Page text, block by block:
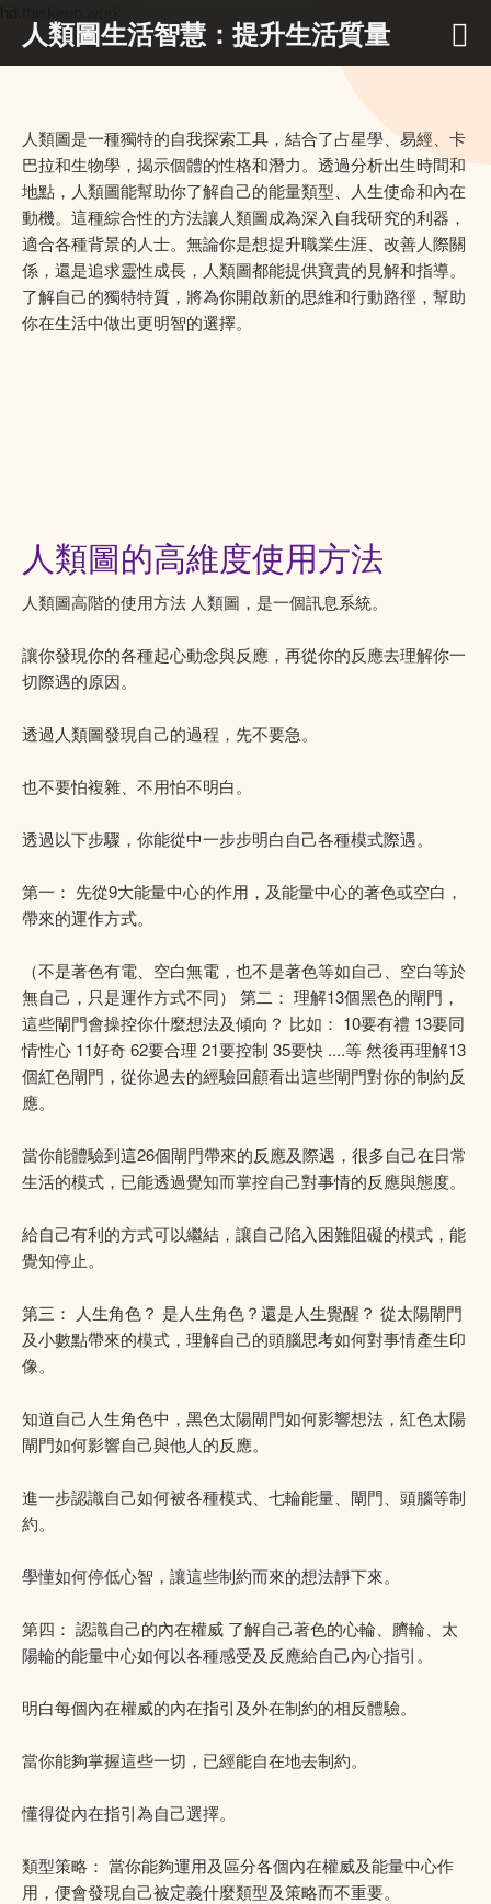
人類圖生活智慧：提升生活質量
人類圖是一種獨特的自我探索工具，結合了占星學、易經、卡
巴拉和生物學，揭示個體的性格和潛力。透過分析出生時間和
地點，人類圖能幫助你了解自己的能量類型、人生使命和內在
動機。這種綜合性的方法讓人類圖成為深入自我研究的利器，
適合各種背景的人士。無論你是想提升職業生涯、改善人際關
係，還是追求靈性成長，人類圖都能提供寶貴的見解和指導。
了解自己的獨特特質，將為你開啟新的思維和行動路徑，幫助
你在生活中做出更明智的選擇。
人類圖的高維度使用方法
人類圖高階的使用方法 人類圖，是一個訊息系統。
讓你發現你的各種起心動念與反應，再從你的反應去理解你一
切際遇的原因。
透過人類圖發現自己的過程，先不要急。
也不要怕複雜、不用怕不明白。
透過以下步驟，你能從中一步步明白自己各種模式際遇。
第一： 先從9大能量中心的作用，及能量中心的著色或空白，
帶來的運作方式。
（不是著色有電、空白無電，也不是著色等如自己、空白等於
無自己，只是運作方式不同） 第二： 理解13個黑色的閘門，
這些閘門會操控你什麼想法及傾向？ 比如： 10要有禮 13要同
情性心 11好奇 62要合理 21要控制 35要快 ....等 然後再理解13
個紅色閘門，從你過去的經驗回顧看出這些閘門對你的制約反
應。
當你能體驗到這26個閘門帶來的反應及際遇，很多自己在日常
生活的模式，已能透過覺知而掌控自己對事情的反應與態度。
給自己有利的方式可以繼結，讓自己陷入困難阻礙的模式，能
覺知停止。
第三： 人生角色？ 是人生角色？還是人生覺醒？ 從太陽閘門
及小數點帶來的模式，理解自己的頭腦思考如何對事情產生印
像。
知道自己人生角色中，黑色太陽閘門如何影響想法，紅色太陽
閘門如何影響自己與他人的反應。
進一步認識自己如何被各種模式、七輪能量、閘門、頭腦等制
約。
學懂如何停低心智，讓這些制約而來的想法靜下來。
第四： 認識自己的內在權威 了解自己著色的心輪、臍輪、太
陽輪的能量中心如何以各種感受及反應給自己內心指引。
明白每個內在權威的內在指引及外在制約的相反體驗。
當你能夠掌握這些一切，已經能自在地去制約。
懂得從內在指引為自己選擇。
類型策略： 當你能夠運用及區分各個內在權威及能量中心作
用，便會發現自己被定義什麼類型及策略而不重要。